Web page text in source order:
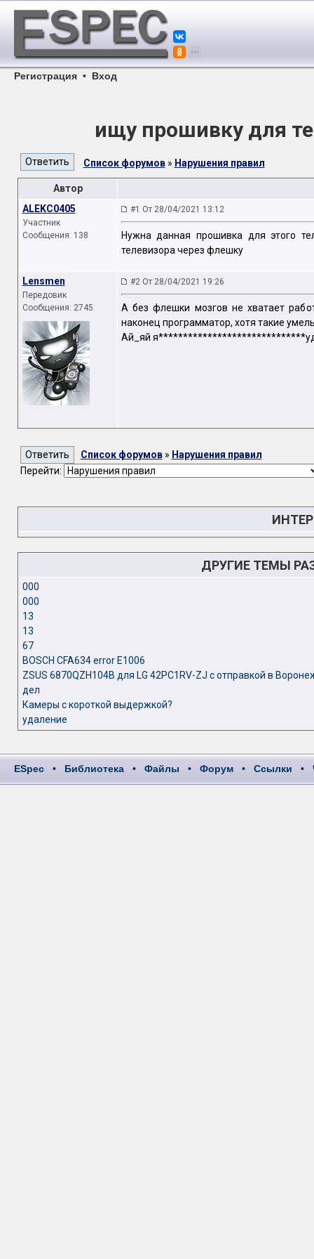
Регистрация • Вход
ищу прошивку для
Список форумов» Нарушения правил
Автор
ALEKC0405
Участник
Сообщения: 138
#1 От 28/04/2021 13:12
Нужна данная прошивка для этого
телевизора через флешку
Lensmen
Передовик
Сообщения: 2745
#2 От 28/04/2021 19:26
А без флешки мозгов не хватает
наконец программатор, хотя такие
Ай_яй
Список форумов» Нарушения правил
Перейти:
ДРУГИЕ ТЕМЫ
000
000
13
13
67
BOSCH CFA634 error E1006
ZSUS 6870QZH104B для LG 42PC1RV-ZJ с отправкой в
дел
Камеры с короткой выдержкой?
удаление
ESpec • Библиотека • Файлы • Форум • Ссылки •